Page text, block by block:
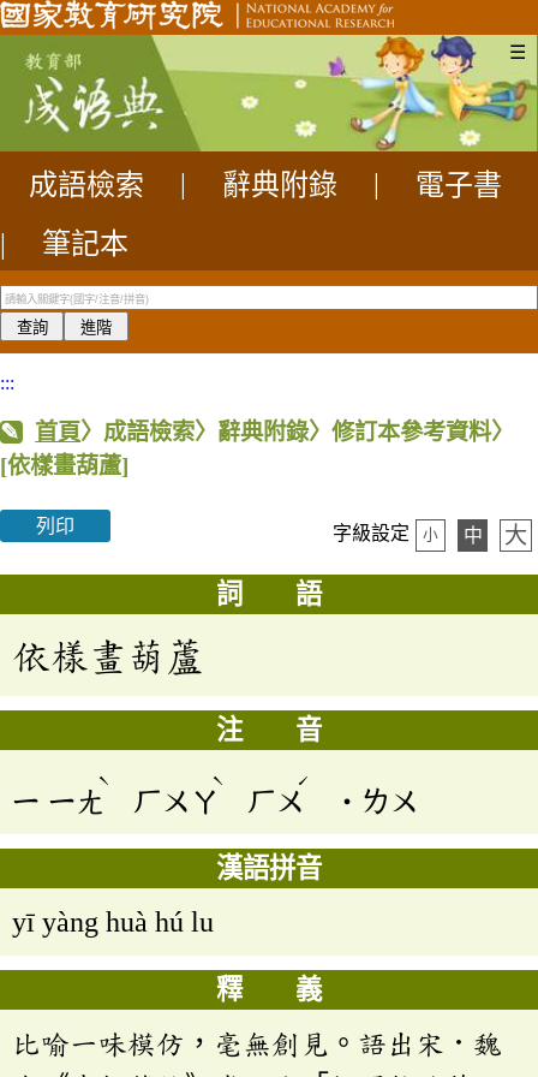
☰
成語檢索 辭典附錄
電子書
|
筆記本
:::
首頁〉成語檢索〉辭典附錄〉修訂本參考資料〉
[依樣畫葫蘆]
列印 字級設定 小 中 大
詞 語
依樣畫葫蘆
注 音
ㄧ ㄧㄤ
ˋ
ㄏㄨㄚ
ˋ
ㄏㄨ
ˊ
˙ㄌㄨ
漢語拼音
yī yàng huà hú lu
釋 義
比喻一味模仿，毫無創見。語出宋．魏